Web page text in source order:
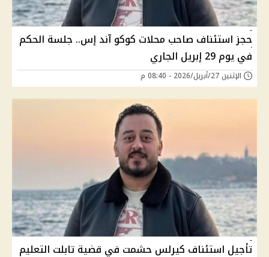
حجز استئناف صاحب محلات كوكو آند إس.. جلسة الحكم
في يوم 29 إبريل الجاري
الإثنين 27/أبريل/2026 - 08:40 م
تأجيل استئناف كيرلس حشمت في قضية تابلت التعليم